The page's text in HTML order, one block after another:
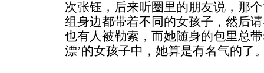
次张钰，后来听圈里的朋友说，那
组身边都带着不同的女孩子，然后
也有人被勒索，而她随身的包里总
漂’的女孩子中，她算是有名气的了